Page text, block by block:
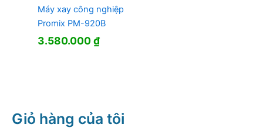
Máy xay công nghiệp
Promix PM-920B
3.580.000₫
Giỏ hàng của tôi